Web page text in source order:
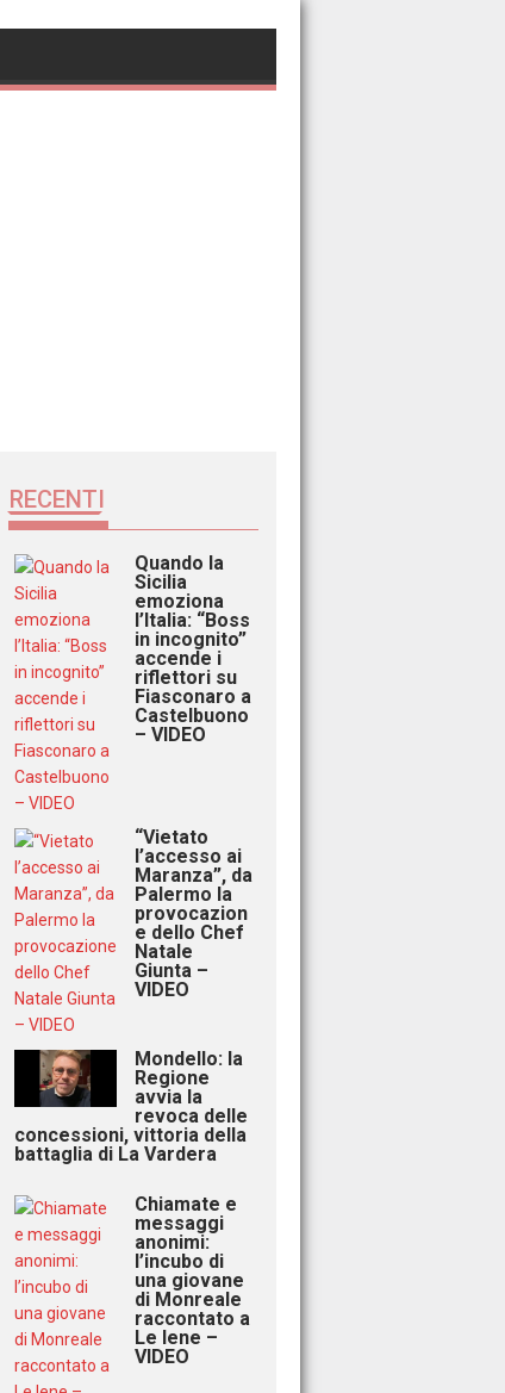
RECENTI
Quando la
Sicilia
emoziona
l’Italia: “Boss
in incognito”
accende i
riflettori su
Fiasconaro a
Castelbuono
– VIDEO
“Vietato
l’accesso ai
Maranza”, da
Palermo la
provocazion
e dello Chef
Natale
Giunta –
VIDEO
Mondello: la
Regione
avvia la
revoca delle
concessioni, vittoria della
battaglia di La Vardera
Chiamate e
messaggi
anonimi:
l’incubo di
una giovane
di Monreale
raccontato a
Le Iene –
VIDEO